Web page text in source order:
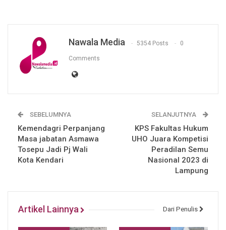
Nawala Media 5354 Posts 0
Comments
SEBELUMNYA
Kemendagri Perpanjang
Masa jabatan Asmawa
Tosepu Jadi Pj Wali
Kota Kendari
SELANJUTNYA
KPS Fakultas Hukum
UHO Juara Kompetisi
Peradilan Semu
Nasional 2023 di
Lampung
Artikel Lainnya Dari Penulis